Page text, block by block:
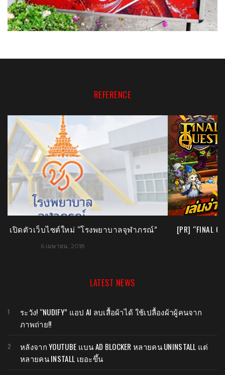
REFERENCE
[PR] “FINAL QUEST” เกมมือถือมาแรง ฟินได้ด้วยปลายนิ้ว!!
LATEST NEWS
ระวัง! “NUDIFY” แอป AI ลบเสื้อผ้าได้ ใช้เปลื้องผ้าผู้คนจาก
ภาพถ่าย!!
หลังจาก YOUTUBE แบน AD BLOCKER หลายคน UNINSTALL แต่
หลายคน INSTALL เยอะขึ้น